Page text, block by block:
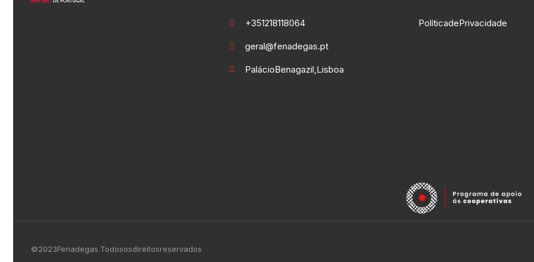
+351 21 811 80 64
geral@fenadegas.pt
Palácio Benagazil, Lisboa
Política de Privacidade
© 2023 Fenadegas. Todos os direitos reservados